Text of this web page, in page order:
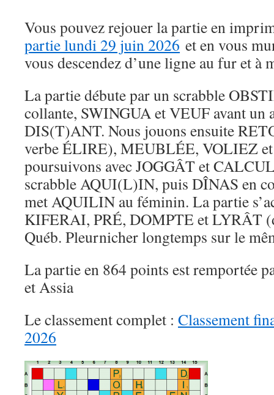
Vous pouvez rejouer la partie en
partie lundi 29 juin 2026 et en vous
vous descendez d’une ligne au fur et à
La partie débute par un scrabble
collante, SWINGUA et VEUF avant un
DIS(T)ANT. Nous jouons ensuite
verbe ÉLIRE), MEUBLÉE, VOLIEZ
poursuivons avec JOGGÂT et
scrabble AQUI(L)IN, puis DÎNAS en
met AQUILIN au féminin. La partie
KIFERAI, PRÉ, DOMPTE et LYRÂT
Québ. Pleurnicher longtemps sur le
La partie en 864 points est remportée
et Assia
Le classement complet : Classement
2026